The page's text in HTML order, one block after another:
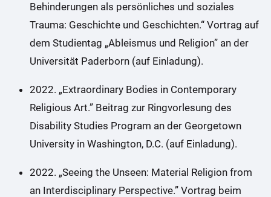
Behinderungen als persönliches und soziales
Trauma: Geschichte und Geschichten.“ Vortrag auf
dem Studientag „Ableismus und Religion” an der
Universität Paderborn (auf Einladung).
2022. „Extraordinary Bodies in Contemporary
Religious Art.” Beitrag zur Ringvorlesung des
Disability Studies Program an der Georgetown
University in Washington, D.C. (auf Einladung).
2022. „Seeing the Unseen: Material Religion from
an Interdisciplinary Perspective.” Vortrag beim